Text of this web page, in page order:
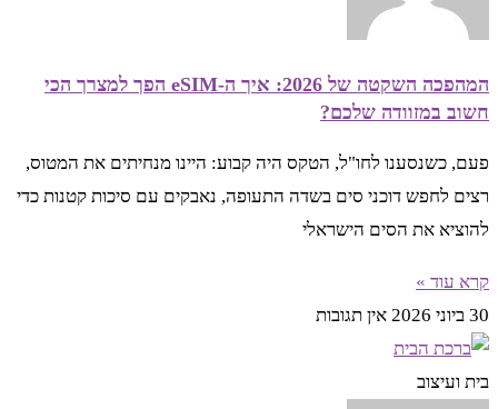
המהפכה השקטה של 2026: איך ה-eSIM הפך למצרך הכי
חשוב במזוודה שלכם?
פעם, כשנסענו לחו"ל, הטקס היה קבוע: היינו מנחיתים את המטוס,
רצים לחפש דוכני סים בשדה התעופה, נאבקים עם סיכות קטנות כדי
להוציא את הסים הישראלי
קרא עוד »
30 ביוני 2026
אין תגובות
בית ועיצוב